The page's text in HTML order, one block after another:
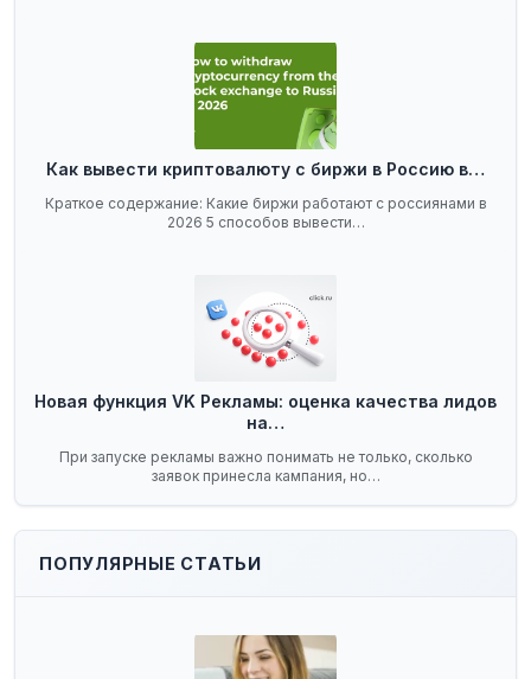
Как вывести криптовалюту с биржи в Россию в…
Краткое содержание: Какие биржи работают с россиянами в
2026 5 способов вывести…
Новая функция VK Рекламы: оценка качества лидов
на…
При запуске рекламы важно понимать не только, сколько
заявок принесла кампания, но…
ПОПУЛЯРНЫЕ СТАТЬИ